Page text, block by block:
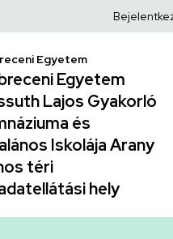
fiók
menüje
Egyetem
Egyetem
Lajos Gyakorló
és
Iskolája Arany
téri
hely